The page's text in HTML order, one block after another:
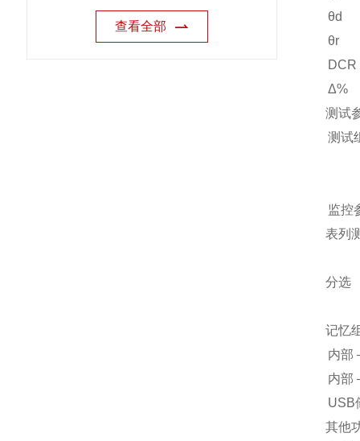
查看全部
θd
θr
DCR
Δ%
测试
测试
监控
表列
分选
记忆
内部
内部
USB
其他